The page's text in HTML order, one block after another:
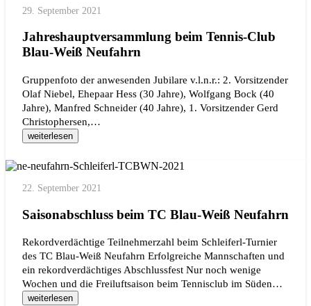
29. September 2021
Jahreshauptversammlung beim Tennis-Club
Blau-Weiß Neufahrn
Gruppenfoto der anwesenden Jubilare v.l.n.r.: 2. Vorsitzender
Olaf Niebel, Ehepaar Hess (30 Jahre), Wolfgang Bock (40
Jahre), Manfred Schneider (40 Jahre), 1. Vorsitzender Gerd
Christophersen,…
weiterlesen
22. September 2021
Saisonabschluss beim TC Blau-Weiß Neufahrn
Rekordverdächtige Teilnehmerzahl beim Schleiferl-Turnier
des TC Blau-Weiß Neufahrn Erfolgreiche Mannschaften und
ein rekordverdächtiges Abschlussfest Nur noch wenige
Wochen und die Freiluftsaison beim Tennisclub im Süden…
weiterlesen